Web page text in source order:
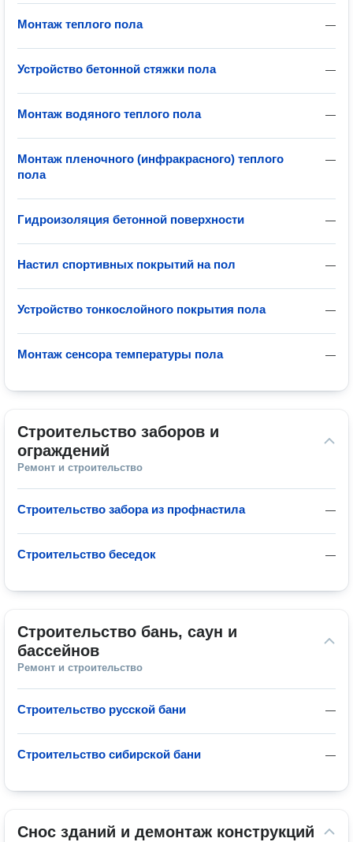
—
Монтаж теплого пола
—
Устройство бетонной стяжки пола
—
Монтаж водяного теплого пола
—
Монтаж пленочного (инфракрасного) теплого
пола
—
Гидроизоляция бетонной поверхности
—
Настил спортивных покрытий на пол
—
Устройство тонкослойного покрытия пола
—
Монтаж сенсора температуры пола
Строительство заборов и
ограждений
Ремонт и строительство
—
Строительство забора из профнастила
—
Строительство беседок
Строительство бань, саун и
бассейнов
Ремонт и строительство
—
Строительство русской бани
—
Строительство сибирской бани
Снос зданий и демонтаж конструкций